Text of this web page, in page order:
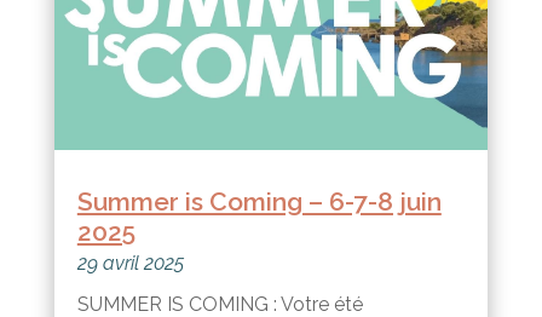
Summer is Coming – 6-7-8 juin
2025
29 avril 2025
SUMMER IS COMING : Votre été